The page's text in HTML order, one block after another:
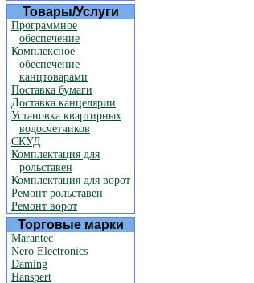
Товары/Услуги
Программное
обеспечение
Комплексное
обеспечение
канцтоварами
Поставка бумаги
Доставка канцелярии
Установка квартирных
водосчетчиков
СКУД
Комплектация для
рольставен
Комплектация для ворот
Ремонт рольставен
Ремонт ворот
Торговые марки
Marantec
Nero Electronics
Daming
Hanspert